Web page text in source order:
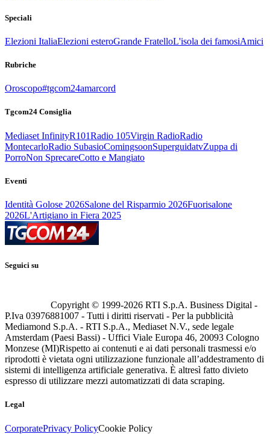
Speciali
Elezioni ItaliaElezioni esteroGrande FratelloL'isola dei famosiAmici
Rubriche
Oroscopo#tgcom24amarcord
Tgcom24 Consiglia
Mediaset InfinityR101Radio 105Virgin RadioRadio
MontecarloRadio SubasioComingsoonSuperguidatvZuppa di
PorroNon SprecareCotto e Mangiato
Eventi
Identità Golose 2026Salone del Risparmio 2026Fuorisalone
2026L'Artigiano in Fiera 2025
Seguici su
Copyright © 1999-2026 RTI S.p.A. Business Digital -
P.Iva 03976881007 - Tutti i diritti riservati - Per la pubblicità
Mediamond S.p.A. - RTI S.p.A., Mediaset N.V., sede legale
Amsterdam (Paesi Bassi) - Uffici Viale Europa 46, 20093 Cologno
Monzese (MI)Rispetto ai contenuti e ai dati personali trasmessi e/o
riprodotti è vietata ogni utilizzazione funzionale all’addestramento di
sistemi di intelligenza artificiale generativa. È altresì fatto divieto
espresso di utilizzare mezzi automatizzati di data scraping.
Legal
CorporatePrivacy PolicyCookie Policy